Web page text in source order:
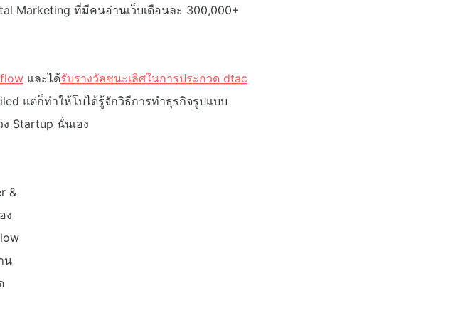
Marketing ที่มีคนอ่านเว็บเดือนละ 300,000+
และได้รับรางวัลชนะเลิศในการประกวด dtac
แต่ก็ทำให้โบได้รู้จักวิธีการทำธุรกิจรูปแบบ
Startup นั่นเอง
&
ง
น